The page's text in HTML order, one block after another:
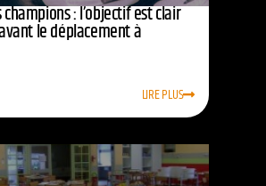
: l’objectif est clair
avant le déplacement à
LIRE PLUS